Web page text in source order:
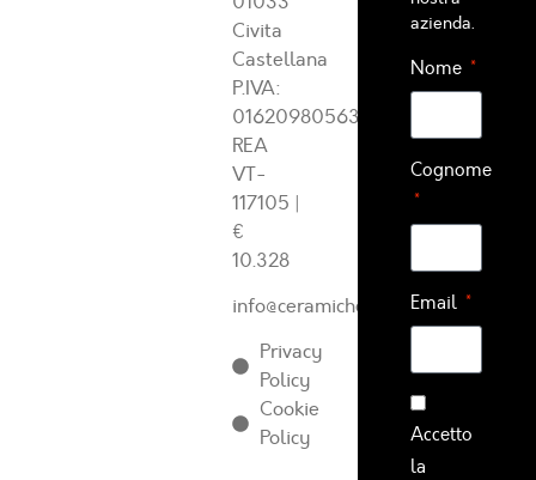
Civita
Castellana
P.IVA:
01620980563
REA
VT-
117105 |
€
10.328
info@ceramichearcadia.com
Privacy
Policy
Cookie
Policy
azienda.
Nome
Cognome
Email
Accetto
la